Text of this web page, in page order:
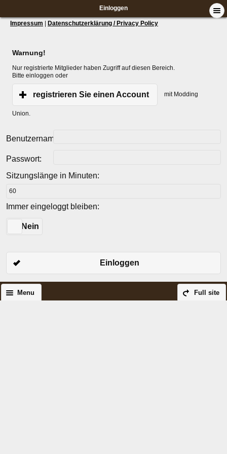
Einloggen
Impressum Datenschutzerklärung / Privacy Policy
Warnung!
Nur registrierte Mitglieder haben Zugriff auf diesen Bereich.
Bitte einloggen oder
registrieren Sie einen Account mit Modding
Union.
Benutzername:
Passwort:
Sitzungslänge in Minuten:
Immer eingeloggt bleiben:
Nein
Einloggen
Full site
Menu